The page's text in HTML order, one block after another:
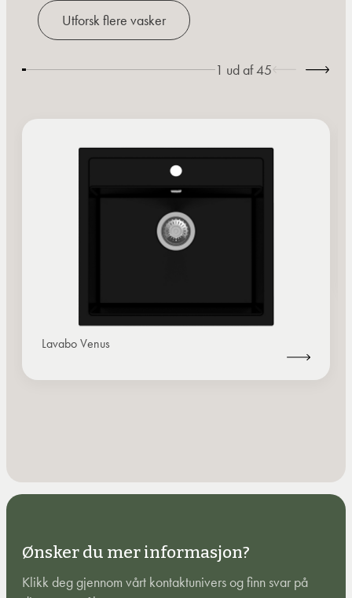
Utforsk flere vasker
1 ud af45
Lavabo Venus
Ønsker du mer informasjon?
Klikk deg gjennom vårt kontaktunivers og finn svar på